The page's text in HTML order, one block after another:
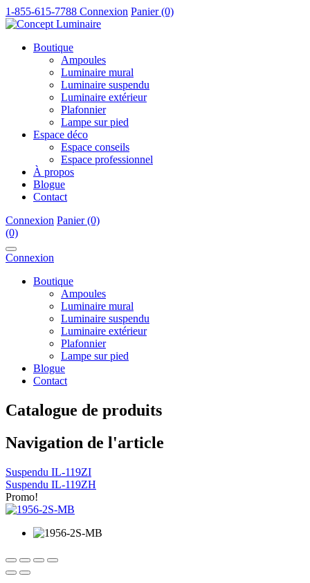
1-855-615-7788 Connexion Panier (0)
Boutique
Ampoules
Luminaire mural
Luminaire suspendu
Luminaire extérieur
Plafonnier
Lampe sur pied
Espace déco
Espace conseils
Espace professionnel
À propos
Blogue
Contact
Connexion Panier (0)
(0)
Connexion
Boutique
Ampoules
Luminaire mural
Luminaire suspendu
Luminaire extérieur
Plafonnier
Lampe sur pied
Blogue
Contact
Catalogue de produits
Navigation de l'article
Suspendu IL-119ZI
Suspendu IL-119ZH
Promo!